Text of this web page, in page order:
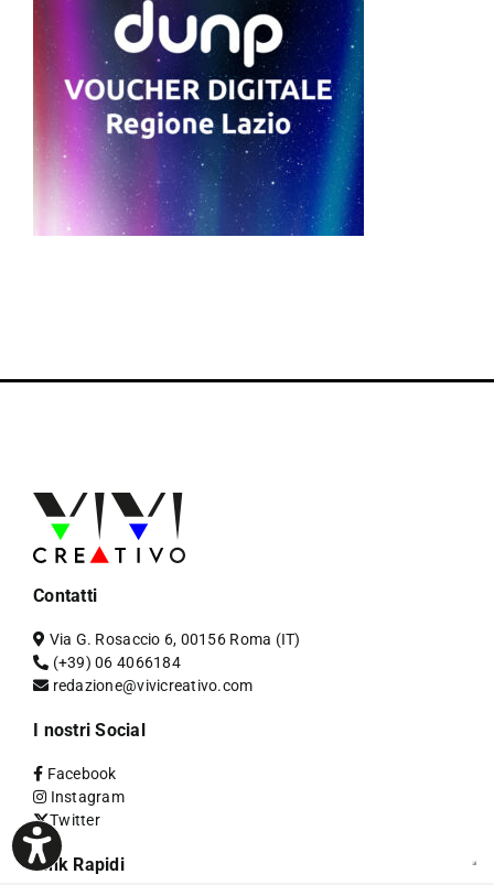
Contatti
Via G. Rosaccio 6, 00156 Roma (IT)
(+39) 06 4066184
redazione@vivicreativo.com
I nostri Social
Facebook
Instagram
Twitter
Link Rapidi